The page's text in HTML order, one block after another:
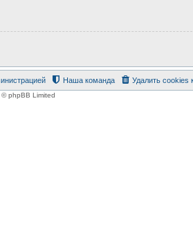
Удалить cookies
Наша команда
phpBB Limited